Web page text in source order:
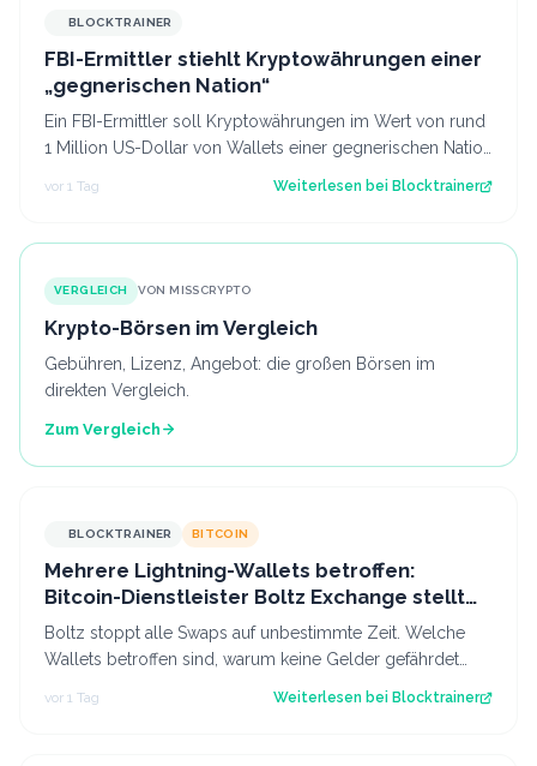
BLOCKTRAINER
FBI-Ermittler stiehlt Kryptowährungen einer
„gegnerischen Nation“
Ein FBI-Ermittler soll Kryptowährungen im Wert von rund
1 Million US-Dollar von Wallets einer gegnerischen Nation
vor 1 Tag Weiterlesen bei Blocktrainer
VERGLEICH VON MISSCRYPTO
Krypto-Börsen im Vergleich
Gebühren, Lizenz, Angebot: die großen Börsen im
direkten Vergleich.
Zum Vergleich
BLOCKTRAINER BITCOIN
Mehrere Lightning-Wallets betroffen:
Bitcoin-Dienstleister Boltz Exchange stellt
Swap-Service ein
Boltz stoppt alle Swaps auf unbestimmte Zeit. Welche
Wallets betroffen sind, warum keine Gelder gefährdet
vor 1 Tag Weiterlesen bei Blocktrainer